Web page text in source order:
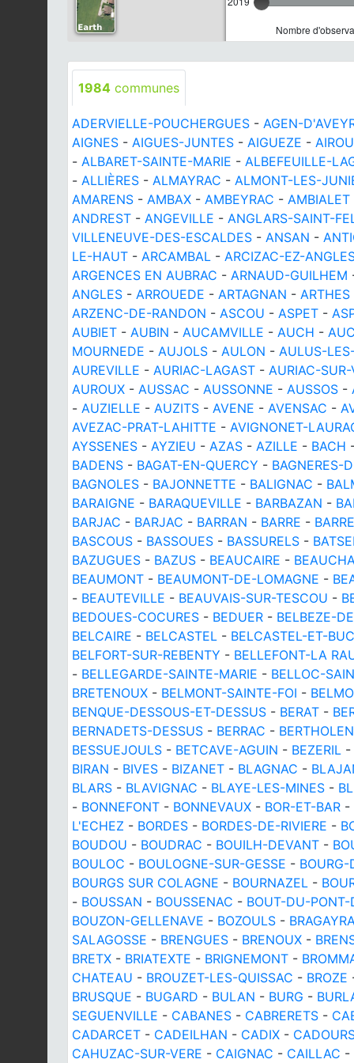
Nombre
1984 communes
ADERVIELLE-POUCHERGUES - AGEN-
AIGNES - AIGUES-JUNTES - AIGUEZE -
- ALBARET-SAINTE-MARIE - ALBEFEUILLE-
- ALLIÈRES - ALMAYRAC - ALMONT-LES-
AMARENS - AMBAX - AMBEYRAC - AMBIALET
ANDREST - ANGEVILLE - ANGLARS-SAINT-
VILLENEUVE-DES-ESCALDES - ANSAN -
LE-HAUT - ARCAMBAL - ARCIZAC-EZ-
ARGENCES EN AUBRAC - ARNAUD-GUILHEM
ANGLES - ARROUEDE - ARTAGNAN - ARTHES
ARZENC-DE-RANDON - ASCOU - ASPET -
AUBIET - AUBIN - AUCAMVILLE - AUCH -
MOURNEDE - AUJOLS - AULON - AULUS-
AUREVILLE - AURIAC-LAGAST - AURIAC-
AUROUX - AUSSAC - AUSSONNE - AUSSOS -
- AUZIELLE - AUZITS - AVENE - AVENSAC -
AVEZAC-PRAT-LAHITTE - AVIGNONET-
AYSSENES - AYZIEU - AZAS - AZILLE - BACH
BADENS - BAGAT-EN-QUERCY - BAGNERES-
BAGNOLES - BAJONNETTE - BALIGNAC -
BARAIGNE - BARAQUEVILLE - BARBAZAN -
BARJAC - BARJAC - BARRAN - BARRE -
BASCOUS - BASSOUES - BASSURELS -
BAZUGUES - BAZUS - BEAUCAIRE -
BEAUMONT - BEAUMONT-DE-LOMAGNE -
- BEAUTEVILLE - BEAUVAIS-SUR-TESCOU -
BEDOUES-COCURES - BEDUER - BELBEZE-
BELCAIRE - BELCASTEL - BELCASTEL-ET-BUC
BELFORT-SUR-REBENTY - BELLEFONT-LA
- BELLEGARDE-SAINTE-MARIE - BELLOC-
BRETENOUX - BELMONT-SAINTE-FOI -
BENQUE-DESSOUS-ET-DESSUS - BERAT -
BERNADETS-DESSUS - BERRAC -
BESSUEJOULS - BETCAVE-AGUIN - BEZERIL -
BIRAN - BIVES - BIZANET - BLAGNAC -
BLARS - BLAVIGNAC - BLAYE-LES-MINES -
- BONNEFONT - BONNEVAUX - BOR-ET-BAR -
L'ECHEZ - BORDES - BORDES-DE-RIVIERE -
BOUDOU - BOUDRAC - BOUILH-DEVANT -
BOULOC - BOULOGNE-SUR-GESSE - BOURG-
BOURGS SUR COLAGNE - BOURNAZEL -
- BOUSSAN - BOUSSENAC - BOUT-DU-
BOUZON-GELLENAVE - BOZOULS -
SALAGOSSE - BRENGUES - BRENOUX -
BRETX - BRIATEXTE - BRIGNEMONT -
CHATEAU - BROUZET-LES-QUISSAC - BROZE
BRUSQUE - BUGARD - BULAN - BURG -
SEGUENVILLE - CABANES - CABRERETS -
CADARCET - CADEILHAN - CADIX -
CAHUZAC-SUR-VERE - CAIGNAC - CAILLAC -